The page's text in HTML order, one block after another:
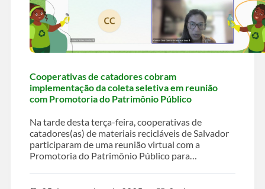
Cooperativas de catadores cobram
implementação da coleta seletiva em reunião
com Promotoria do Patrimônio Público
Na tarde desta terça-feira, cooperativas de
catadores(as) de materiais recicláveis de Salvador
participaram de uma reunião virtual com a
Promotoria do Patrimônio Público para…